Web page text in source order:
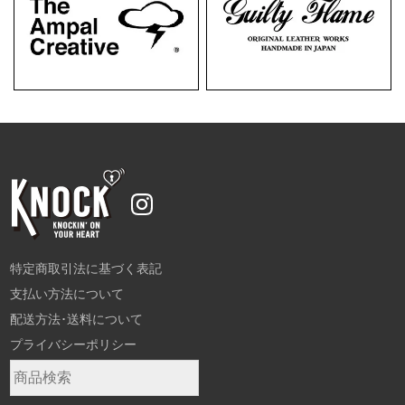
特定商取引法に基づく表記
支払い方法について
配送方法･送料について
プライバシーポリシー